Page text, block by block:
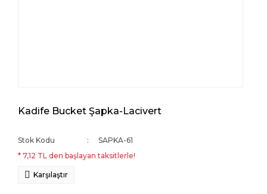
Kadife Bucket Şapka-Lacivert
Stok Kodu
SAPKA-61
* 7,12 TL den başlayan taksitlerle!
Karşılaştır